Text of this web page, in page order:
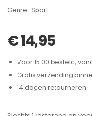
Brand:
Sport
€14,95
Voor 15:00 besteld,
Gratis verzending
14 dagen retourneren